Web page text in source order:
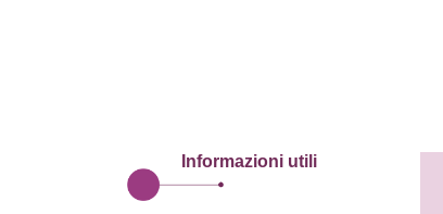
Informazioni utili